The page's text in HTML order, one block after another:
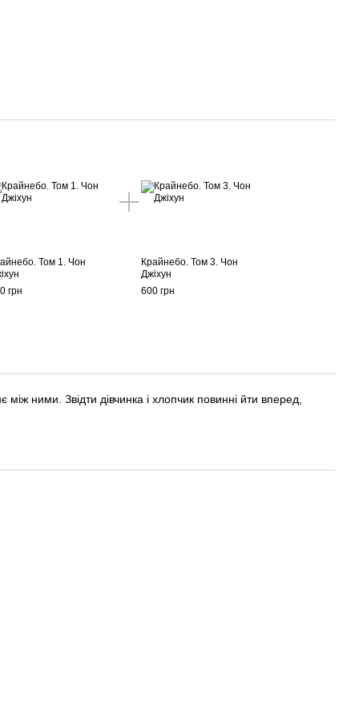
Том 1. Чон
грн
Крайнебо. Том 3. Чон
Джіхун
600 грн
ними. Звідти дівчинка і хлопчик повинні йти вперед,